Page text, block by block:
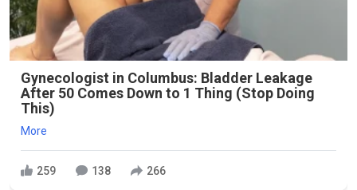
Gynecologist in Columbus: Bladder Leakage
After 50 Comes Down to 1 Thing (Stop Doing
This)
More
259 138 266